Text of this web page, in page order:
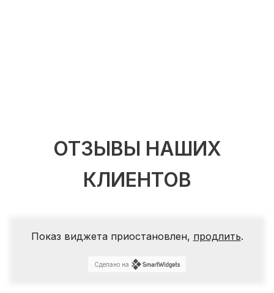
ОТЗЫВЫ НАШИХ
КЛИЕНТОВ
Показ виджета приостановлен, продлить.
Сделано на